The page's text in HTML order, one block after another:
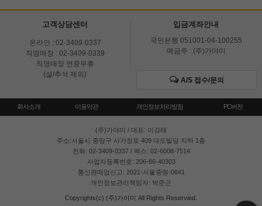
고객상담센터
온라인 : 02-3409-0337
직영매장 : 02-3409-0339
직영매장 연중무휴
(설/추석 제외)
입금계좌안내
국민은행 051001-04-100255
예금주 : (주)가야미
A/S 접수/문의
회사소개 이용약관 개인정보처리방침 PC버전
(주)가야미 / 대표: 이강래
주소:서울시 중랑구 사가정로 409 대도빌딩 지하 1층
전화: 02-3409-0337 / 팩스: 02-6008-7514
사업자등록번호: 206-86-40303
통신판매업신고: 2021-서울중랑-0641
개인정보관리책임자: 박준근
Copyrights(c) (주)가야미 All Rights Reservied.